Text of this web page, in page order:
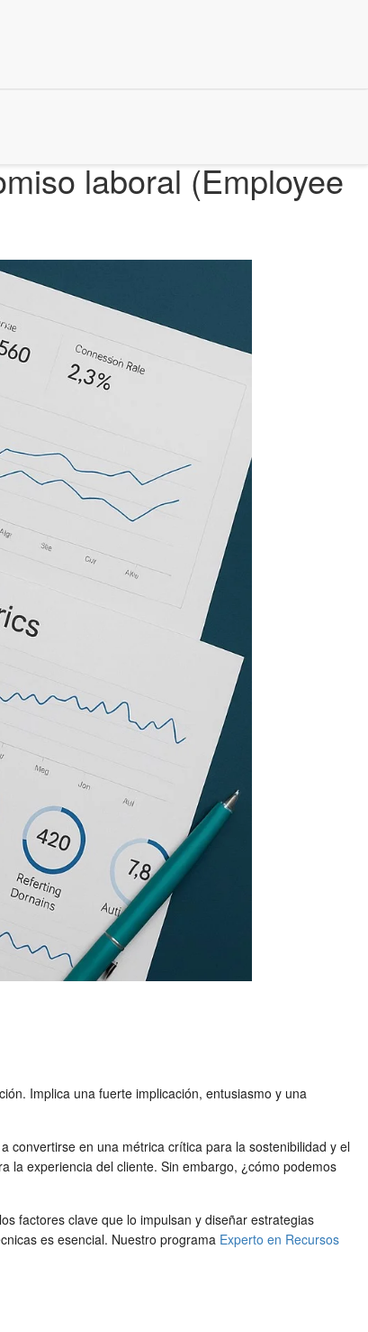
laboral (Employee
Implica una fuerte implicación, entusiasmo y una
convertirse en una métrica crítica para la sostenibilidad y el
la experiencia del cliente. Sin embargo, ¿cómo podemos
factores clave que lo impulsan y diseñar estrategias
es esencial. Nuestro programa Experto en Recursos